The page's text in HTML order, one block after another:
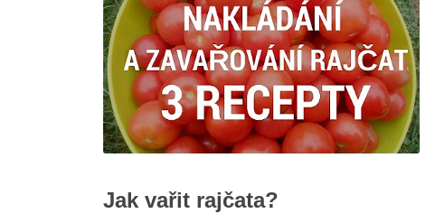
Jak vařit rajčata?